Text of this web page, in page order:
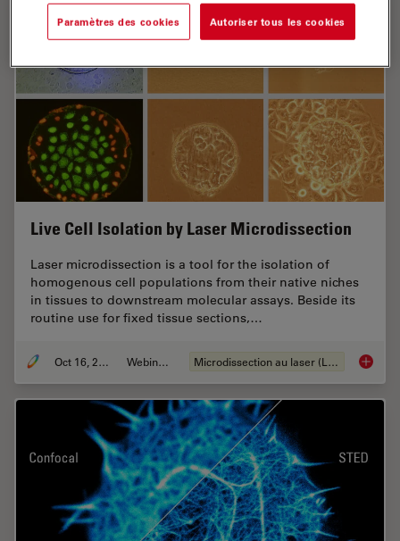
Live Cell Isolation by Laser Microdissection
Laser microdissection is a tool for the isolation of
homogenous cell populations from their native niches
in tissues to downstream molecular assays. Beside its
routine use for fixed tissue sections,…
Oct 16, 2018 Webinaire Microdissection au laser (LMD) Live
Paramètres des cookies Autoriser tous les cookies